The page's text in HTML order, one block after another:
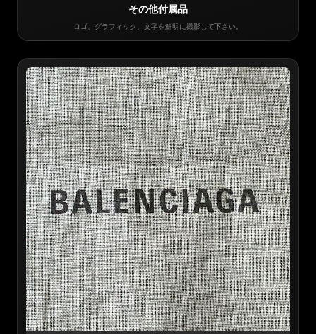
その他付属品
ロゴ、グラフィック、文字を鮮明に撮影して下さい。